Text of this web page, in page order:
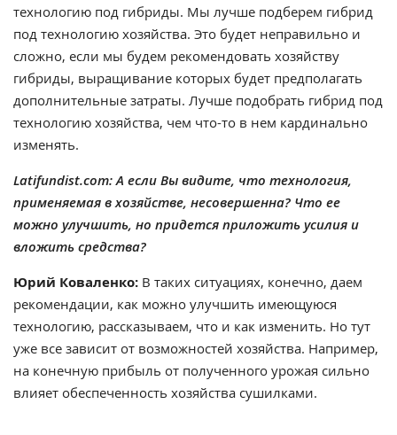
технологию под гибриды. Мы лучше подберем гибрид
под технологию хозяйства. Это будет неправильно и
сложно, если мы будем рекомендовать хозяйству
гибриды, выращивание которых будет предполагать
дополнительные затраты. Лучше подобрать гибрид под
технологию хозяйства, чем что-то в нем кардинально
изменять.
Latifundist.com: А если Вы видите, что технология,
применяемая в хозяйстве, несовершенна? Что ее
можно улучшить, но придется приложить усилия и
вложить средства?
Юрий Коваленко: В таких ситуациях, конечно, даем
рекомендации, как можно улучшить имеющуюся
технологию, рассказываем, что и как изменить. Но тут
уже все зависит от возможностей хозяйства. Например,
на конечную прибыль от полученного урожая сильно
влияет обеспеченность хозяйства сушилками.